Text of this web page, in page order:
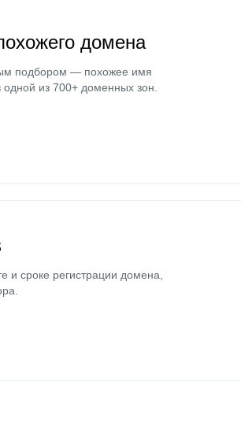
домена
подбором — похожее имя
из 700+ доменных зон.
и сроке регистрации домена,